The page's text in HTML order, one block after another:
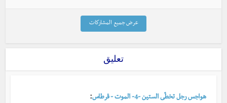
عرض جميع المشاركات
تعليق
هواجس رجل تخطّى الستين -4- الموت - قرطاس :